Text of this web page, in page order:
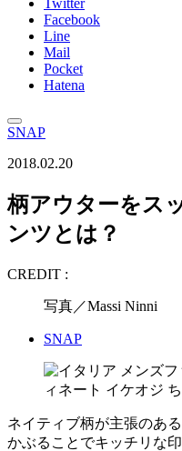
Twitter
Facebook
Line
Mail
Pocket
Hatena
SNAP
2018.02.20
柄アウターをス
ンツとは？
CREDIT :
写真／Massi Ninni
SNAP
ネイティブ柄が主張のあ
かぶることでキッチリな